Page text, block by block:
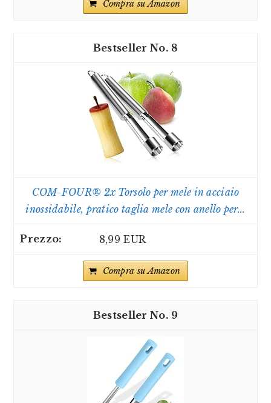
Compra su Amazon
8
COM-FOUR® 2x Torsolo per mele in acciaio
inossidabile, pratico taglia mele con anello per...
8,99 EUR
Compra su Amazon
9